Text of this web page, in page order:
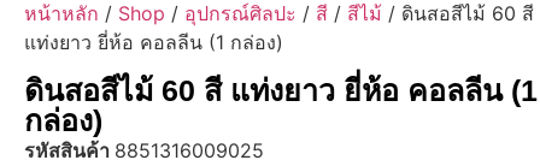
หน้าหลัก / Shop / อุปกรณ์ศิลปะ / สี / สีไม้ / ดินสอสีไม้ 60 สี
แท่งยาว ยี่ห้อ คอลลีน (1 กล่อง)
ดินสอสีไม้ 60 สี แท่งยาว ยี่ห้อ คอลลีน (1
กล่อง)
รหัสสินค้า 8851316009025